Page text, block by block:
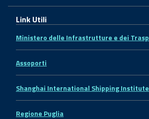
Link Utili
Ministero delle Infrastrutture e dei
Assoporti
Shanghai International Shipping Institute
Regione Puglia